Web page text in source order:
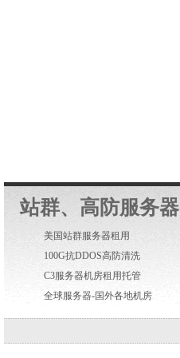
站群、高防服务器
美国站群服务器租用
100G抗DDOS高防清洗
C3服务器机房租用托管
全球服务器-国外各地机房